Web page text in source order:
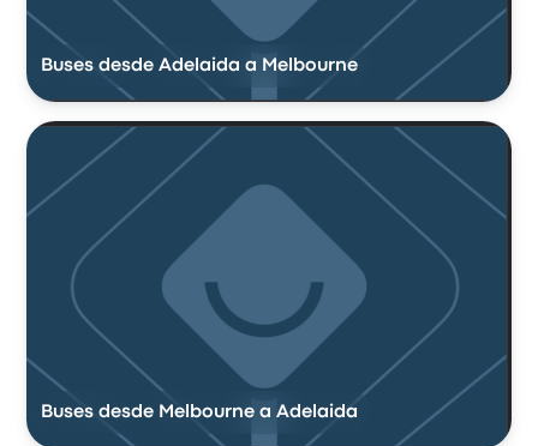
Buses desde Adelaida a Melbourne
Buses desde Melbourne a Adelaida